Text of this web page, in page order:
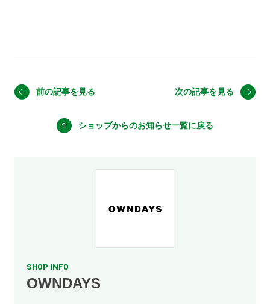
前の記事を見る 次の記事を見る
ショップからのお知らせ一覧に戻る
SHOP INFO
OWNDAYS